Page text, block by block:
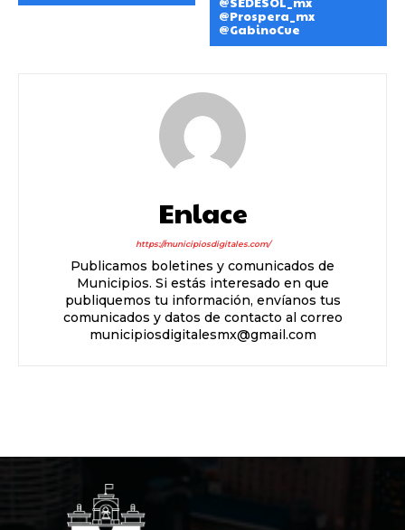
@Prospera_mx
@GabinoCue
Enlace
https://municipiosdigitales.com/
Publicamos boletines y comunicados de
Municipios. Si estás interesado en que
publiquemos tu información, envíanos tus
comunicados y datos de contacto al correo
municipiosdigitalesmx@gmail.com